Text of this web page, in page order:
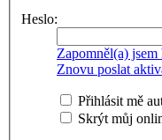
Heslo:
Zapomněl(a) jsem
Znovu poslat
Přihlásit mě
Skrýt můj